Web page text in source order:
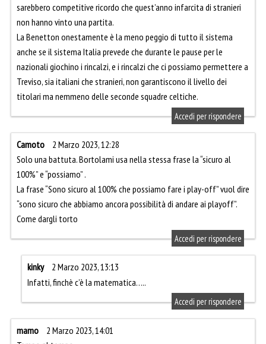
sarebbero competitive ricordo che quest’anno infarcita di stranieri
non hanno vinto una partita.
La Benetton onestamente è la meno peggio di tutto il sistema
anche se il sistema Italia prevede che durante le pause per le
nazionali giochino i rincalzi, e i rincalzi che ci possiamo permettere a
Treviso, sia italiani che stranieri, non garantiscono il livello dei
titolari ma nemmeno delle seconde squadre celtiche.
Accedi per rispondere
Camoto
2 Marzo 2023, 12:28
Solo una battuta. Bortolami usa nella stessa frase la “sicuro al
100%” e “possiamo” .
La frase “Sono sicuro al 100% che possiamo fare i play-off” vuol dire
“sono sicuro che abbiamo ancora possibilità di andare ai playoff”.
Come dargli torto
Accedi per rispondere
kinky
2 Marzo 2023, 13:13
Infatti, finchè c’è la matematica…..
Accedi per rispondere
mamo
2 Marzo 2023, 14:01